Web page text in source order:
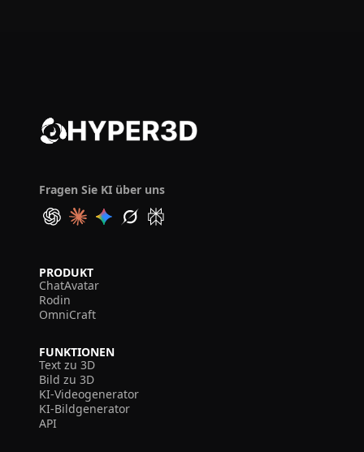
Fragen Sie KI über uns
PRODUKT
ChatAvatar
Rodin
OmniCraft
FUNKTIONEN
Text zu 3D
Bild zu 3D
KI-Videogenerator
KI-Bildgenerator
API